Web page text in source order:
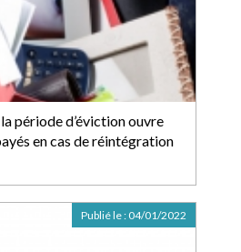
période d’éviction ouvre
en cas de réintégration
Publié le : 04/01/2022